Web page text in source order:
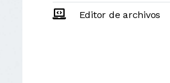
Editor de archivos